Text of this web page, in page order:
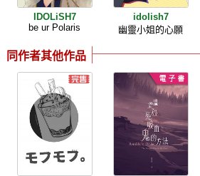
IDOLiSH7
be ur Polaris
idolish7
幽靈小姐的心願
同作者其他作品